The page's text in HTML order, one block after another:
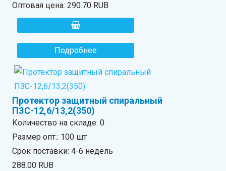
Оптовая цена:290.70 RUB
Подробнее
Протектор защитный спиральный
ПЗС-12,6/13,2(350)
Количество на складе:0
Размер опт.: 100 шт
Срок поставки: 4-6 недель
288.00 RUB